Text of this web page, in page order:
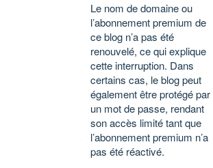
Le nom de domaine ou
l’abonnement premium de
ce blog n’a pas été
renouvelé, ce qui explique
cette interruption. Dans
certains cas, le blog peut
également être protégé par
un mot de passe, rendant
son accès limité tant que
l’abonnement premium n’a
pas été réactivé.